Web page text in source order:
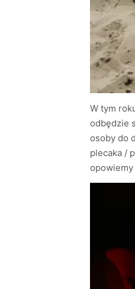
W tym
odbędzie
osoby do
plecaka /
opowiemy